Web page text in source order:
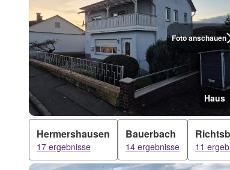
Foto anschauen
Haus
Hermershausen
17 ergebnisse
Bauerbach
14 ergebnisse 11